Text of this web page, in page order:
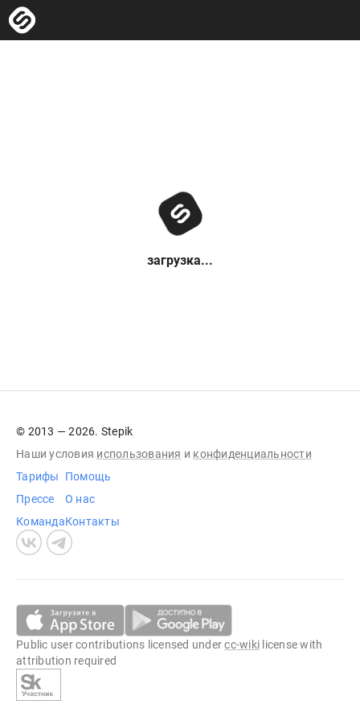
загрузка...
© 2013 — 2026. Stepik
Наши условия использования и конфиденциальности
Тарифы
Прессе
Команда
Помощь
О нас
Контакты
Public user contributions licensed undercc-wiki license with
attribution required